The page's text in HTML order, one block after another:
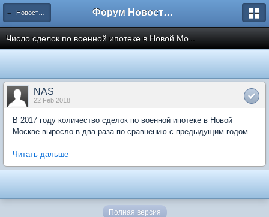
← Новости рынка недвижимости Форум Новостройки
Число сделок по военной ипотеке в Новой Мо...
NAS
22 Feb 2018
В 2017 году количество сделок по военной ипотеке в Новой
Москве выросло в два раза по сравнению с предыдущим годом.
Читать дальше
Полная версия